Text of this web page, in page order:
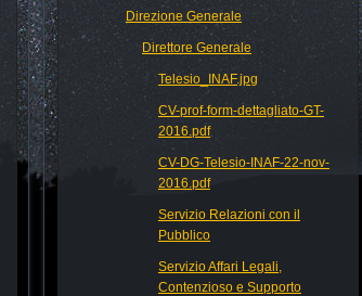
Direzione Generale
Direttore Generale
Telesio_INAF.jpg
CV-prof-form-dettagliato-GT-
2016.pdf
CV-DG-Telesio-INAF-22-nov-
2016.pdf
Servizio Relazioni con il
Pubblico
Servizio Affari Legali,
Contenzioso e Supporto